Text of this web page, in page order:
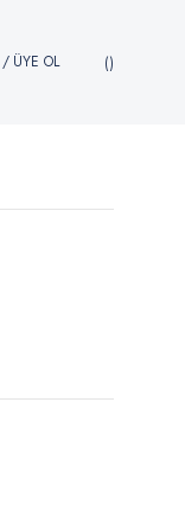
/ ÜYE OL